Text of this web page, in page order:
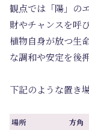
観点では「陽」の
財やチャンスを呼
植物自身が放つ生
な調和や安定を後
下記のような置き
場所 方角